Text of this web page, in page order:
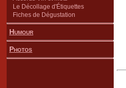
Le Décollage d'Étiquettes
Fiches de Dégustation
Humour
Photos